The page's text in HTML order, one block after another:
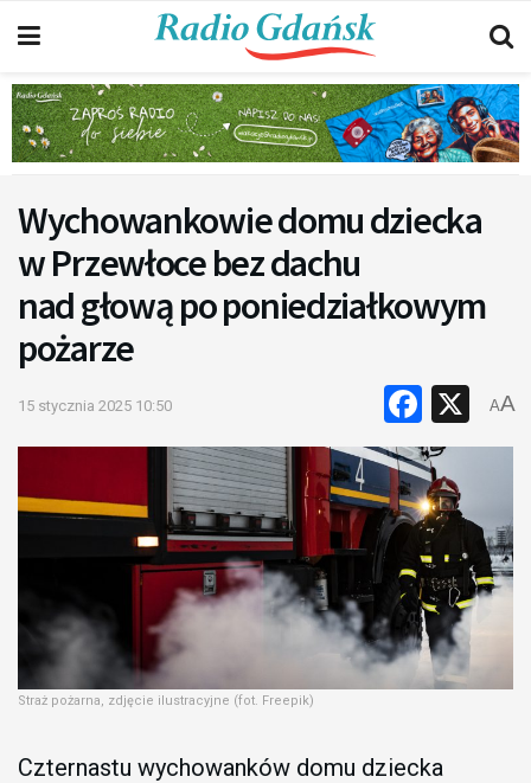
Wychowankowie domu dziecka
w Przewłoce bez dachu
nad głową po poniedziałkowym
pożarze
15 stycznia 2025 10:50 X
AA
Straż pożarna, zdjęcie ilustracyjne (fot. Freepik)
Czternastu wychowanków domu dziecka